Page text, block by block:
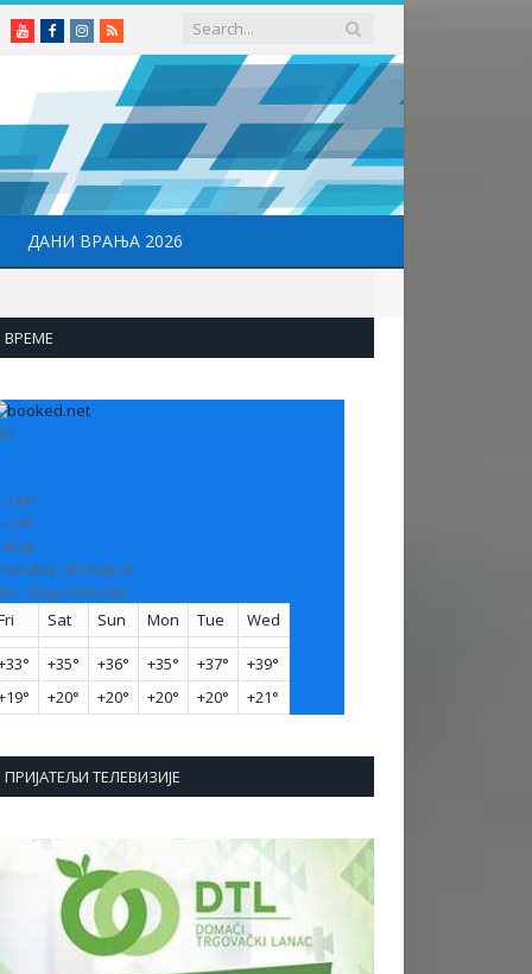
YoutubeFacebookInstagram
RSS
ДАНИ ВРАЊА 2026
ВРЕМЕ
+34°
+19°
06 August
7-Day Forecast
Sat Sun Mon Tue Wed
33° +35° +36° +35° +37° +39°
19° +20° +20° +20° +20° +21°
ПРИЈАТЕЉИ ТЕЛЕВИЗИЈЕ